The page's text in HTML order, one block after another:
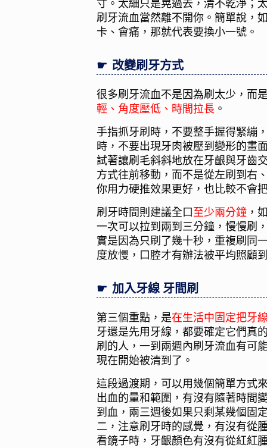
刷牙流血當然離不開你。簡單說，
卡、會痛，那就代表要換小一號。
改變刷牙方式
很多刷牙流血不是因為刷太少，而
輕、角度壓低、時間拉長 。
手指抓牙刷時，不要整手握得緊繃
時，不要出現牙肉被壓到變形的畫
試著讓刷毛斜斜地放在牙齦與牙齒
方式往前移動，而不是從左刷到右
你用力硬推效果更好，也比較不會
刷牙時間則建議全口至少兩分鐘，
一次可以拉到兩到三分鐘，慢慢刷
實是因為只刷了幾十秒，重複刷同
度放慢，口腔才有辦法被平均照顧
加入牙線 牙間刷
第三個重點，是在生活中固定把牙
牙還是先用牙線，都要確定它們真
刷的人，一到兩週內刷牙流血有可
現在開始被清到了。
這段過渡期，可以用幾個簡單方式
出血的量和範圍，有沒有隨著時間
到血，兩三週後如果只剩某幾個固
二，注意刷牙時的感覺，有沒有從
看鏡子時，牙齦顏色有沒有從紅紅